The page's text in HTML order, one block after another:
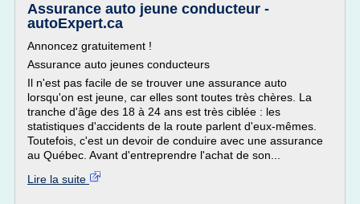
Assurance auto jeune conducteur -
autoExpert.ca
Annoncez gratuitement !
Assurance auto jeunes conducteurs
Il n'est pas facile de se trouver une assurance auto
lorsqu'on est jeune, car elles sont toutes très chères. La
tranche d'âge des 18 à 24 ans est très ciblée : les
statistiques d'accidents de la route parlent d'eux-mêmes.
Toutefois, c'est un devoir de conduire avec une assurance
au Québec. Avant d'entreprendre l'achat de son...
Lire la suite